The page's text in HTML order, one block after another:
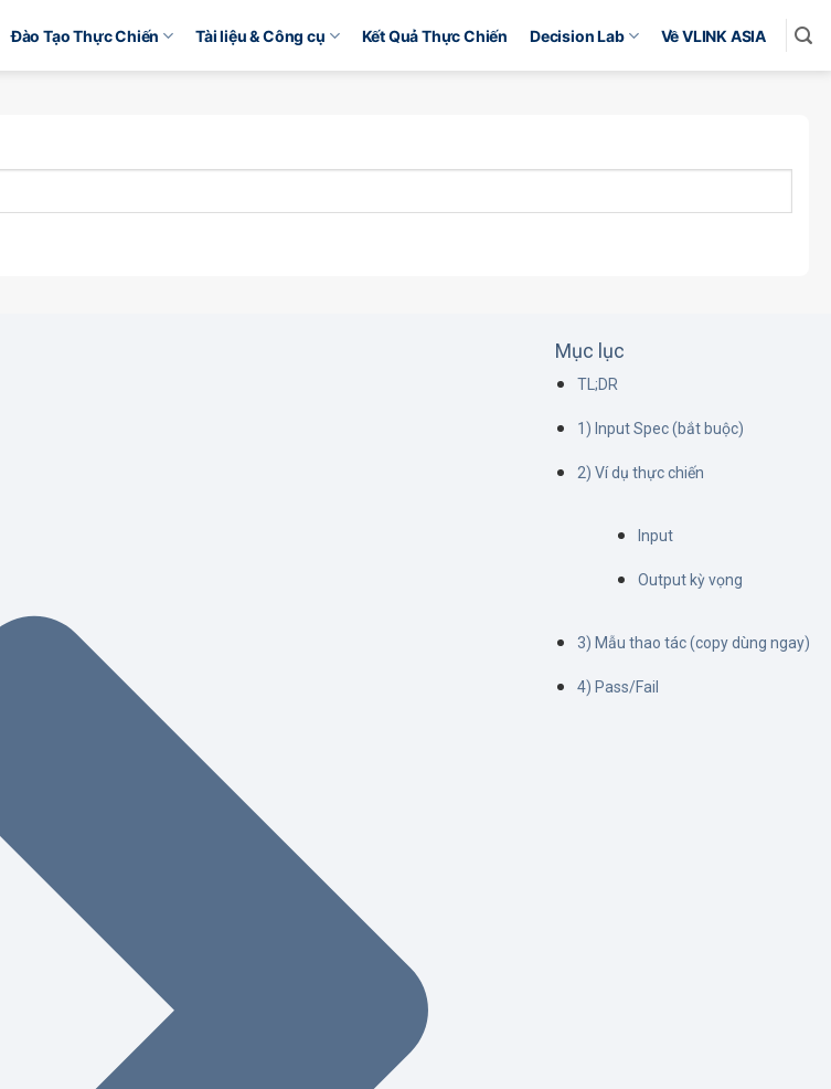
Đào Tạo Thực Chiến Tài liệu & Công cụ Kết Quả Thực Chiến Decision Lab Về VLINK ASIA
Mục lục
TL;DR
1) Input Spec (bắt buộc)
2) Ví dụ thực chiến
Input
Output kỳ vọng
3) Mẫu thao tác (copy dùng ngay)
4) Pass/Fail